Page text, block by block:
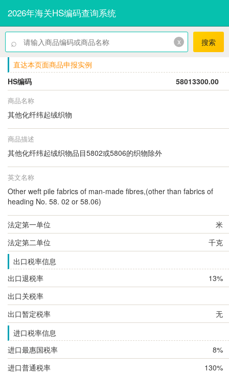
2026年海关HS编码查询系统
⌕ x 搜索
直达本页面商品申报实例
HS编码
58013300.00
商品名称
其他化纤纬起绒织物
商品描述
其他化纤纬起绒织物品目5802或5806的织物除外
英文名称
Other weft pile fabrics of man-made fibres,(other than fabrics of
heading No. 58. 02 or 58.06)
法定第一单位
米
法定第二单位
千克
出口税率信息
出口退税率
13%
出口关税率
出口暂定税率
无
进口税率信息
进口最惠国税率
8%
进口普通税率
130%